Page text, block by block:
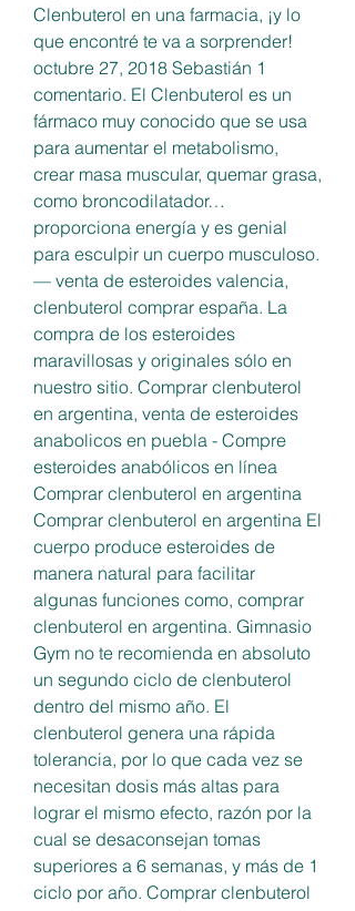
Clenbuterol en una farmacia, ¡y lo
que encontré te va a sorprender!
octubre 27, 2018 Sebastián 1
comentario. El Clenbuterol es un
fármaco muy conocido que se usa
para aumentar el metabolismo,
crear masa muscular, quemar grasa,
como broncodilatador…
proporciona energía y es genial
para esculpir un cuerpo musculoso.
— venta de esteroides valencia,
clenbuterol comprar españa. La
compra de los esteroides
maravillosas y originales sólo en
nuestro sitio. Comprar clenbuterol
en argentina, venta de esteroides
anabolicos en puebla - Compre
esteroides anabólicos en línea
Comprar clenbuterol en argentina
Comprar clenbuterol en argentina El
cuerpo produce esteroides de
manera natural para facilitar
algunas funciones como, comprar
clenbuterol en argentina. Gimnasio
Gym no te recomienda en absoluto
un segundo ciclo de clenbuterol
dentro del mismo año. El
clenbuterol genera una rápida
tolerancia, por lo que cada vez se
necesitan dosis más altas para
lograr el mismo efecto, razón por la
cual se desaconsejan tomas
superiores a 6 semanas, y más de 1
ciclo por año. Comprar clenbuterol